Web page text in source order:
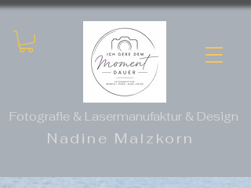
Fotografie & Lasermanufaktur & Design
Nadine Malzkorn